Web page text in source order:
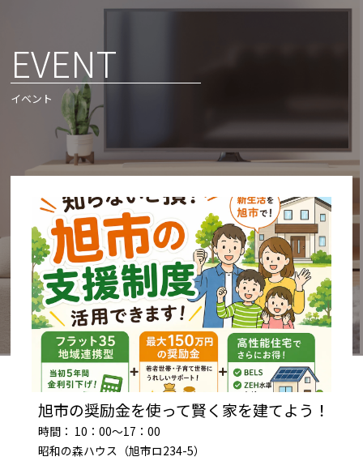
EVENT
イベント
旭市の奨励金を使って賢く家を建てよう！
時間： 10：00～17：00
昭和の森ハウス（旭市ロ234-5）